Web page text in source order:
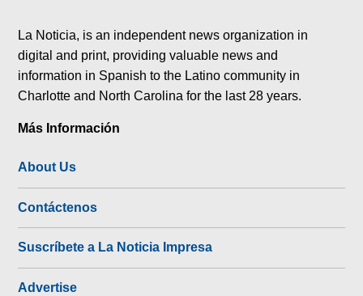
La Noticia, is an independent news organization in
digital and print, providing valuable news and
information in Spanish to the Latino community in
Charlotte and North Carolina for the last 28 years.
Más Información
About Us
Contáctenos
Suscríbete a La Noticia Impresa
Advertise